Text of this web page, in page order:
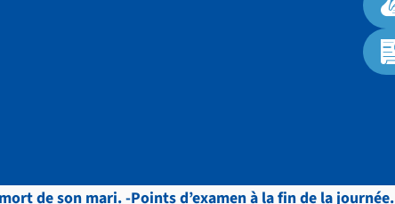
de son mari. -Points d’examen à la fin de la journée.